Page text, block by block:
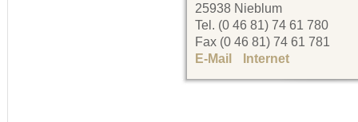
25938 Nieblum
Tel. (0 46 81) 74 61 780
Fax (0 46 81) 74 61 781
E-Mail
Internet